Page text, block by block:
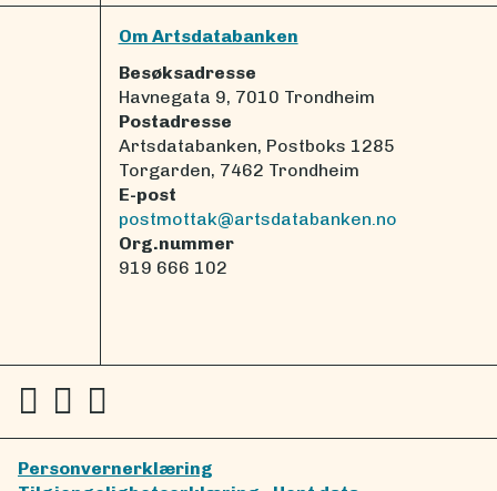
Om Artsdatabanken
Besøksadresse
Havnegata 9, 7010 Trondheim
Postadresse
Artsdatabanken, Postboks 1285
Torgarden, 7462 Trondheim
E-post
postmottak@artsdatabanken.no
Org.nummer
919 666 102
Personvernerklæring